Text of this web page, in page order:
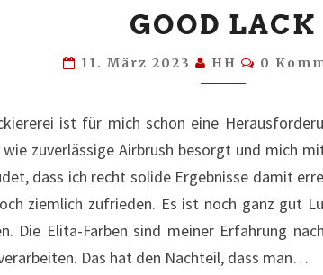
LACK
GOOD LACK
11. März 2023 HH 0
ist für mich schon eine
zuverlässige Airbrush besorgt und mich
dass ich recht solide Ergebnisse damit
ziemlich zufrieden. Es ist noch ganz gut
Die Elita-Farben sind meiner Erfahrung
Das hat den Nachteil, dass man…